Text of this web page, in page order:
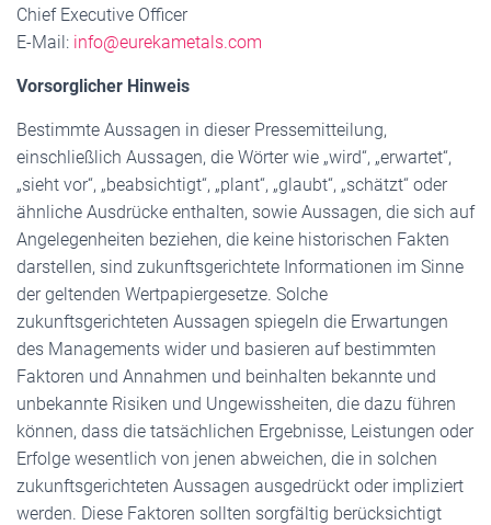
Chief Executive Officer
E-Mail: info@eurekametals.com
Vorsorglicher Hinweis
Bestimmte Aussagen in dieser Pressemitteilung,
einschließlich Aussagen, die Wörter wie „wird“, „erwartet“,
„sieht vor“, „beabsichtigt“, „plant“, „glaubt“, „schätzt“ oder
ähnliche Ausdrücke enthalten, sowie Aussagen, die sich auf
Angelegenheiten beziehen, die keine historischen Fakten
darstellen, sind zukunftsgerichtete Informationen im Sinne
der geltenden Wertpapiergesetze. Solche
zukunftsgerichteten Aussagen spiegeln die Erwartungen
des Managements wider und basieren auf bestimmten
Faktoren und Annahmen und beinhalten bekannte und
unbekannte Risiken und Ungewissheiten, die dazu führen
können, dass die tatsächlichen Ergebnisse, Leistungen oder
Erfolge wesentlich von jenen abweichen, die in solchen
zukunftsgerichteten Aussagen ausgedrückt oder impliziert
werden. Diese Faktoren sollten sorgfältig berücksichtigt